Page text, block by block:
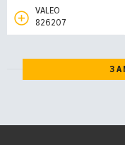
VALEO
826207